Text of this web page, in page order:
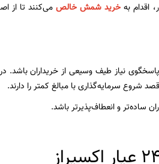
اقدام به خرید شمش خالصمی‌کنند تا از
نیاز طیف وسیعی از خریداران باشد.
شروع سرمایه‌گذاری با مبالغ کمتر را دارند.
ساده‌تر و انعطاف‌پذیرتر باشد.